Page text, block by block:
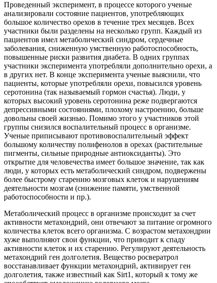
Проведенный эксперимент, в процессе которого ученые
анализировали состояние пациентов, употребляющих
большое количество орехов в течение трех месяцев. Всех
участники были разделены на несколько групп. Каждый из
пациентов имел метаболический синдром, сердечные
заболевания, сниженную умственную работоспособность,
повышенные риски развития диабета. В одних группах
участники эксперимента употребляли дополнительно орехи, а
в других нет. В конце эксперимента ученые выяснили, что
пациенты, которые употребляли орехи, повысился уровень
серотонина (так называемый гормон счастья). Люди, у
которых высокий уровень серотонина реже подвергаются
депрессивными состояниями, плохому настроению, больше
довольны своей жизнью. Помимо этого у участников этой
группы снизился воспалительный процесс в организме.
Ученые приписывают противовоспалительный эффект
большому количеству полифенолов в орехах (растительные
пигменты, сильные природные антиоксиданты). Это
открытие для человечества имеет большое значение, так как
люди, у которых есть метаболический синдром, подвержены
более быстрому старению мозговых клеток и нарушениям
деятельности мозгам (снижение памяти, умственной
работоспособности и пр.).
Метаболический процесс в организме происходит за счет
активности метахондрий, они отвечают за питание огромного
количества клеток всего организма. С возрастом метахондрии
хуже выполняют свои функции, что приводит к спаду
активности клеток и их старению. Регулируют деятельность
метахондрий ген долголетия. Вещество росвератрол
восстанавливает функции метахондрий, активирует ген
долголетия, также известный как Sirt1, который к тому же